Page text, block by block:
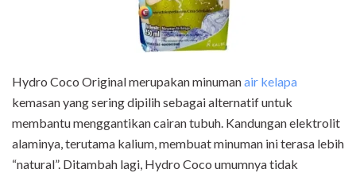
Hydro Coco Original merupakan minumanair kelapa
kemasan yang sering dipilih sebagai alternatif untuk
membantu menggantikan cairan tubuh. Kandungan elektrolit
alaminya, terutama kalium, membuat minuman ini terasa lebih
“natural”. Ditambah lagi, Hydro Coco umumnya tidak